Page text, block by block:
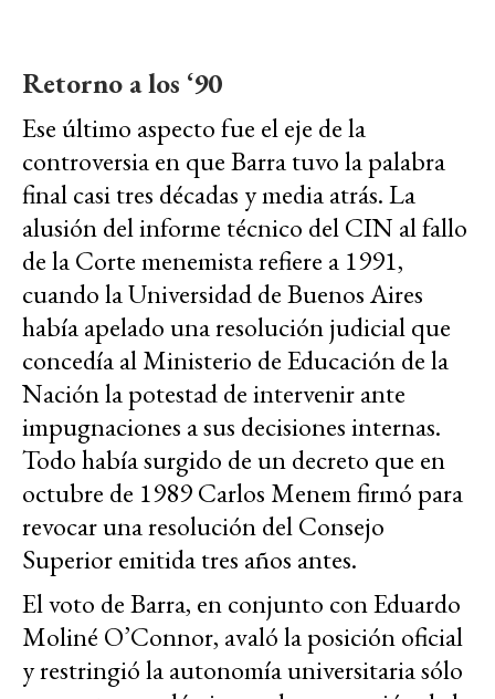
Retorno a los ‘90
Ese último aspecto fue el eje de la
controversia en que Barra tuvo la palabra
final casi tres décadas y media atrás. La
alusión del informe técnico del CIN al fallo
de la Corte menemista refiere a 1991,
cuando la Universidad de Buenos Aires
había apelado una resolución judicial que
concedía al Ministerio de Educación de la
Nación la potestad de intervenir ante
impugnaciones a sus decisiones internas.
Todo había surgido de un decreto que en
octubre de 1989 Carlos Menem firmó para
revocar una resolución del Consejo
Superior emitida tres años antes.
El voto de Barra, en conjunto con Eduardo
Moliné O’Connor, avaló la posición oficial
y restringió la autonomía universitaria sólo